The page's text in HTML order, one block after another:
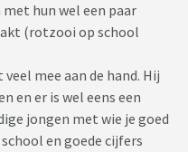
hun wel een paar
(rotzooi op school
mee aan de hand. Hij
en er is wel eens een
jongen met wie je goed
en goede cijfers